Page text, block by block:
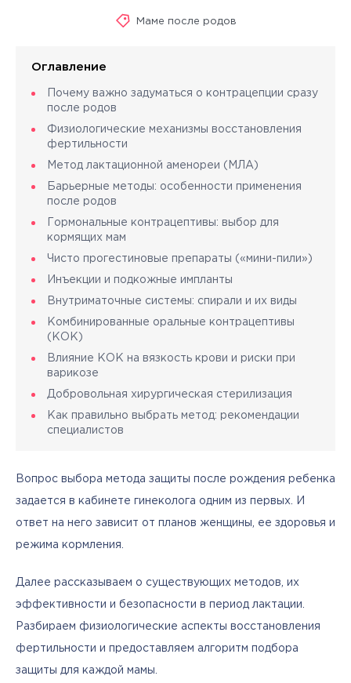
Маме после родов
Оглавление
Почему важно задуматься о контрацепции сразу
после родов
Физиологические механизмы восстановления
фертильности
Метод лактационной аменореи (МЛА)
Барьерные методы: особенности применения
после родов
Гормональные контрацептивы: выбор для
кормящих мам
Чисто прогестиновые препараты («мини-пили»)
Инъекции и подкожные импланты
Внутриматочные системы: спирали и их виды
Комбинированные оральные контрацептивы
(КОК)
Влияние КОК на вязкость крови и риски при
варикозе
Добровольная хирургическая стерилизация
Как правильно выбрать метод: рекомендации
специалистов
Вопрос выбора метода защиты после рождения ребенка
задается в кабинете гинеколога одним из первых. И
ответ на него зависит от планов женщины, ее здоровья и
режима кормления.
Далее рассказываем о существующих методов, их
эффективности и безопасности в период лактации.
Разбираем физиологические аспекты восстановления
фертильности и предоставляем алгоритм подбора
защиты для каждой мамы.